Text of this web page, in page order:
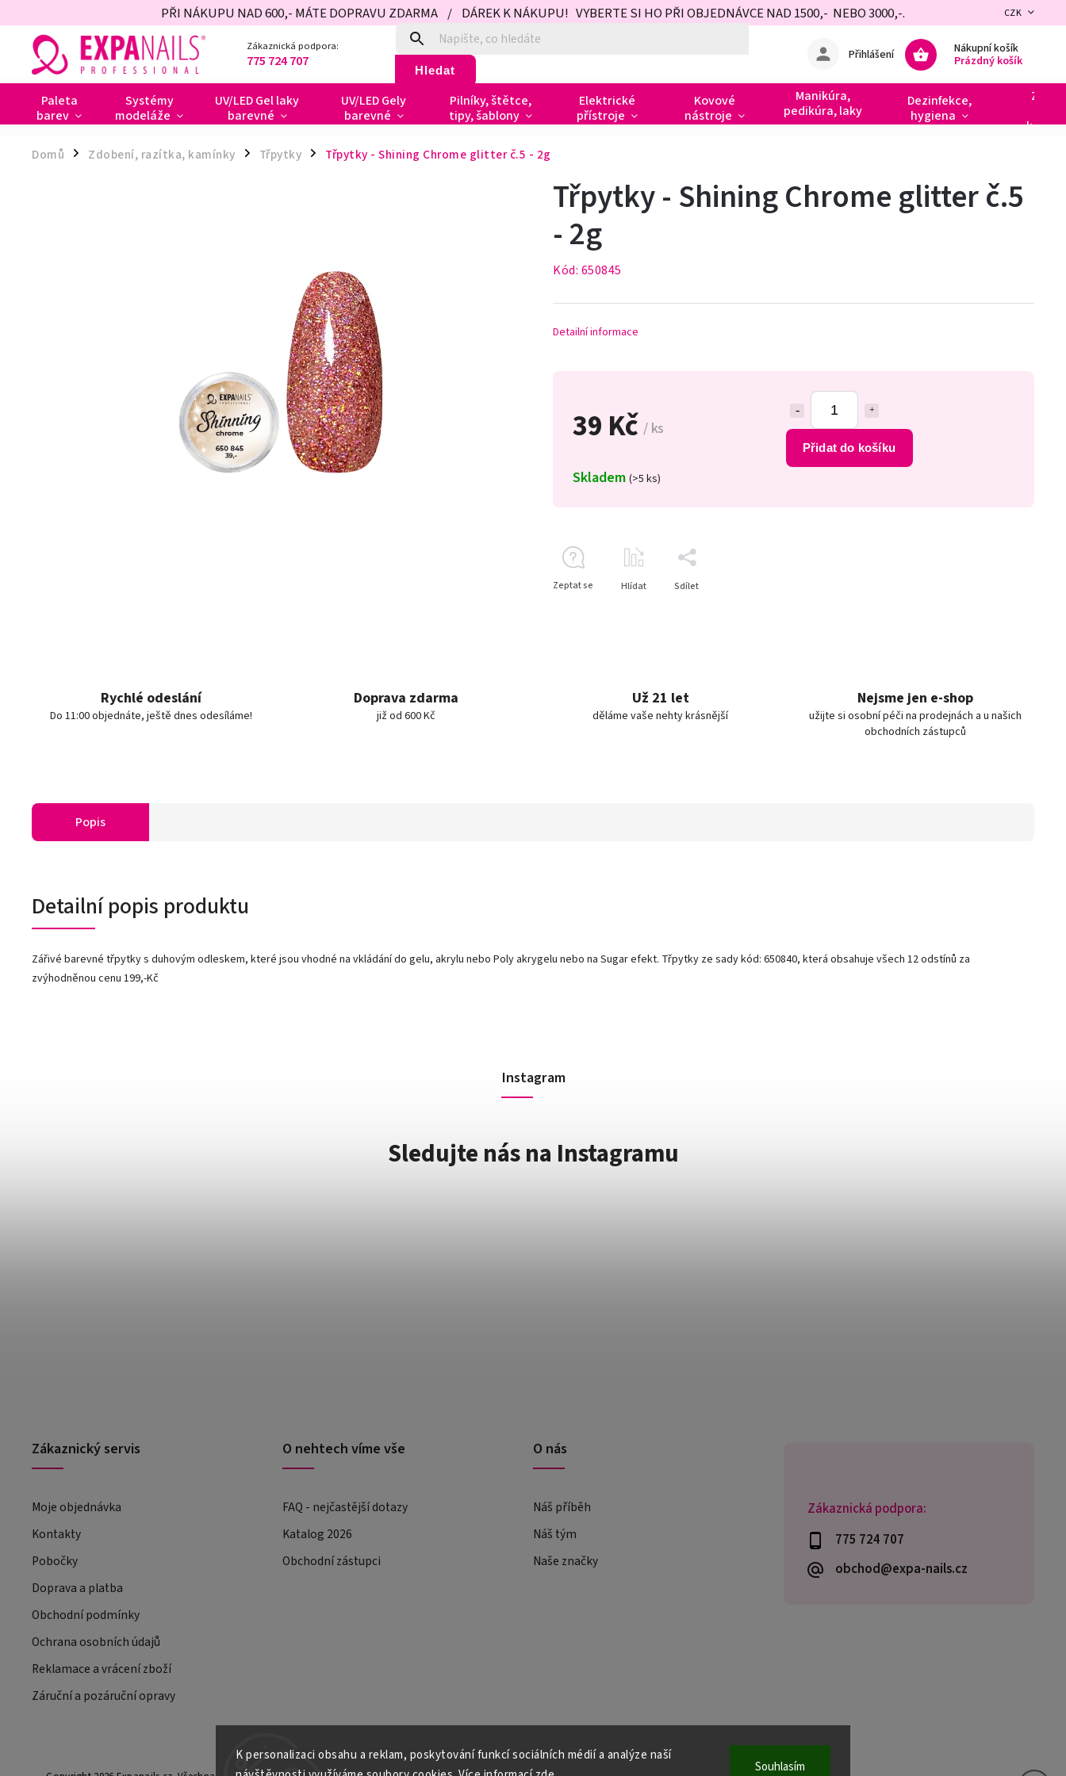
K personalizaci obsahu a reklam, poskytování funkcí sociálních médií a analýze naší
Souhlasím
PŘI NÁKUPU NAD 600,- MÁTE DOPRAVU ZDARMA / DÁREK K NÁKUPU! VYBERTE SI HO PŘI OBJEDNÁVCE NAD 1500,- NEBO 3000,-. CZK
Zákaznická podpora:
775 724 707 Hledat
Nákupní košík
Prázdný košík
Přihlášení
Paleta
barev
Systémy
modeláže
UV/LED Gel laky
barevné
UV/LED Gely
barevné
Pilníky, štětce,
tipy, šablony
Elektrické
přístroje
Kovové
nástroje
Manikúra,
pedikúra, laky
Dezinfekce,
hygiena
Domů / Zdobení, razítka, kamínky / Třpytky / Třpytky - Shining Chrome glitter č.5 - 2g
39 Kč/ ks
Přidat do košíku
Skladem (>5 ks)
Třpytky - Shining Chrome glitter č.5
- 2g
Kód: 650845
Detailní informace
Zeptat se Hlídat Sdílet
Rychlé odeslání
Do 11:00 objednáte, ještě dnes odesíláme!
Doprava zdarma
již od 600 Kč
Už 21 let
děláme vaše nehty krásnější
Nejsme jen e-shop
užijte si osobní péči na prodejnách a u našich
obchodních zástupců
Popis
Detailní popis produktu
Zářivé barevné třpytky s duhovým odleskem, které jsou vhodné na vkládání do gelu, akrylu nebo Poly akrygelu nebo na Sugar efekt. Třpytky ze sady kód: 650840, která obsahuje všech 12 odstínů za
zvýhodněnou cenu 199,-Kč
Zákaznická podpora:
775 724 707
obchod@expa-nails.cz
Instagram
Sledujte nás na Instagramu
Zákaznický servis
Moje objednávka
Kontakty
Pobočky
Doprava a platba
Obchodní podmínky
Ochrana osobních údajů
Reklamace a vrácení zboží
Záruční a pozáruční opravy
O nehtech víme vše
FAQ - nejčastější dotazy
Katalog 2026
Obchodní zástupci
O nás
Náš příběh
Náš tým
Naše značky